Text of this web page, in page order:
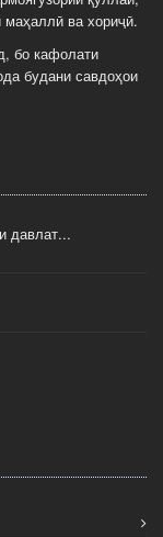
ва хориҷӣ.
бо кафолати
будани савдоҳои
давлат...